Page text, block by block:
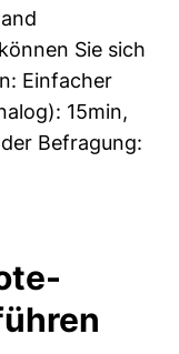
Sie sich
Einfacher
15min,
Befragung: